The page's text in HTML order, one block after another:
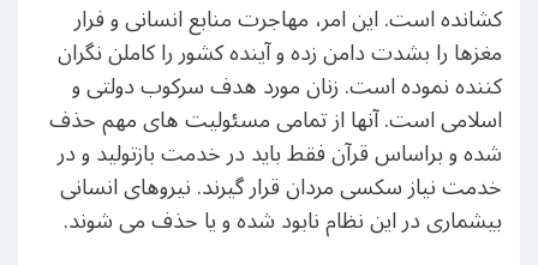
کشانده است. این امر، مهاجرت منابع انسانی و فرار
مغزها را بشدت دامن زده و آینده کشور را کاملن نگران
کننده نموده است. زنان مورد هدف سرکوب دولتی و
اسلامی است. آنها از تمامی مسئولیت های مهم حذف
شده و براساس قرآن فقط باید در خدمت بازتولید و در
خدمت نیاز سکسی مردان قرار گیرند. نیروهای انسانی
بیشماری در این نظام نابود شده و یا حذف می شوند.